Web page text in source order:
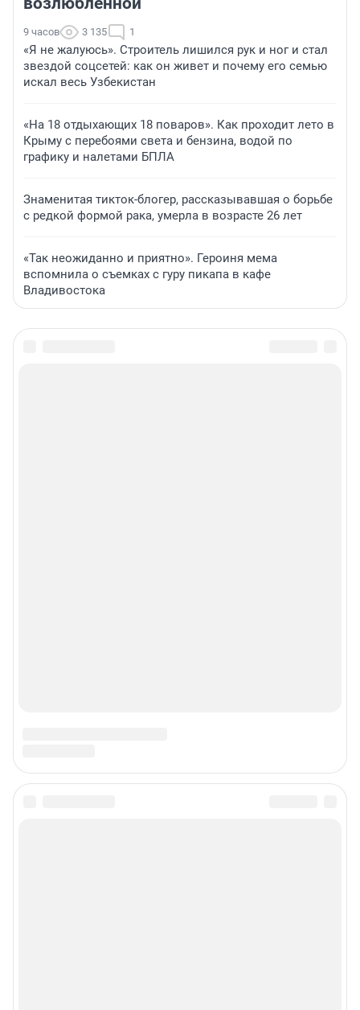
9 часов 3 135 1
«Я не жалуюсь». Строитель лишился рук и ног и стал
звездой соцсетей: как он живет и почему его семью
искал весь Узбекистан
«На 18 отдыхающих 18 поваров». Как проходит лето в
Крыму с перебоями света и бензина, водой по
графику и налетами БПЛА
Знаменитая тикток-блогер, рассказывавшая о борьбе
с редкой формой рака, умерла в возрасте 26 лет
«Так неожиданно и приятно». Героиня мема
вспомнила о съемках с гуру пикапа в кафе
Владивостока